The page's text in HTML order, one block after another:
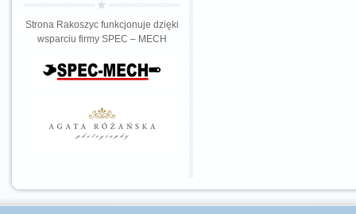
Strona Rakoszyc funkcjonuje dzięki
wsparciu firmy SPEC – MECH